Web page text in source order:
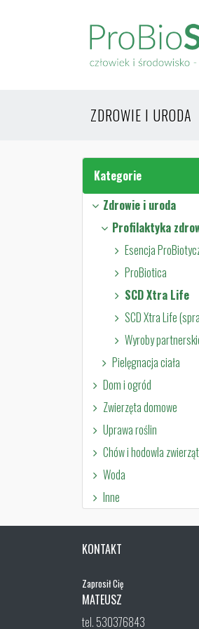
ZDROWIE I URODA
Kategorie
Zdrowie i uroda
Profilaktyka
Esencja
ProBiotica
SCD Xtra Life
SCD Xtra Life
Wyroby
Pielęgnacja ciała
Dom i ogród
Zwierzęta domowe
Uprawa roślin
Chów i hodowla zwierząt
Woda
Inne
KONTAKT
Zaprosił Cię
MATEUSZ
tel. 530376843